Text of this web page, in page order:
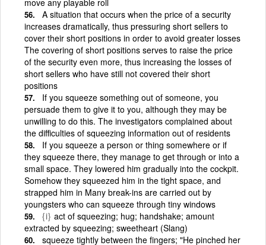
A situation that occurs when the price of a security
increases dramatically, thus pressuring short sellers to
cover their short positions in order to avoid greater losses
The covering of short positions serves to raise the price
of the security even more, thus increasing the losses of
short sellers who have still not covered their short
positions
If you squeeze something out of someone, you
persuade them to give it to you, although they may be
unwilling to do this. The investigators complained about
the difficulties of squeezing information out of residents
If you squeeze a person or thing somewhere or if
they squeeze there, they manage to get through or into a
small space. They lowered him gradually into the cockpit.
Somehow they squeezed him in the tight space, and
strapped him in Many break-ins are carried out by
youngsters who can squeeze through tiny windows
{i} act of squeezing; hug; handshake; amount
extracted by squeezing; sweetheart (Slang)
squeeze tightly between the fingers; "He pinched her